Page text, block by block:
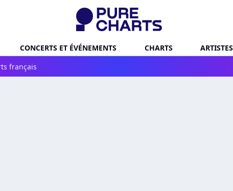
CONCERTS ET ÉVÉNEMENTS CHARTS ARTISTES
français